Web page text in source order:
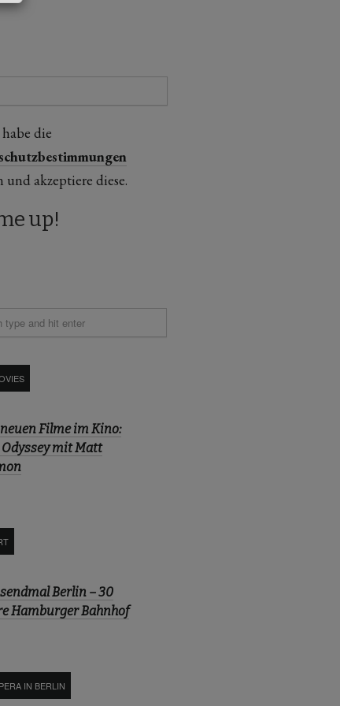
die
und akzeptiere diese.
Filme im Kino:
Odyssey mit Matt
Berlin – 30
Hamburger Bahnhof
IN BERLIN